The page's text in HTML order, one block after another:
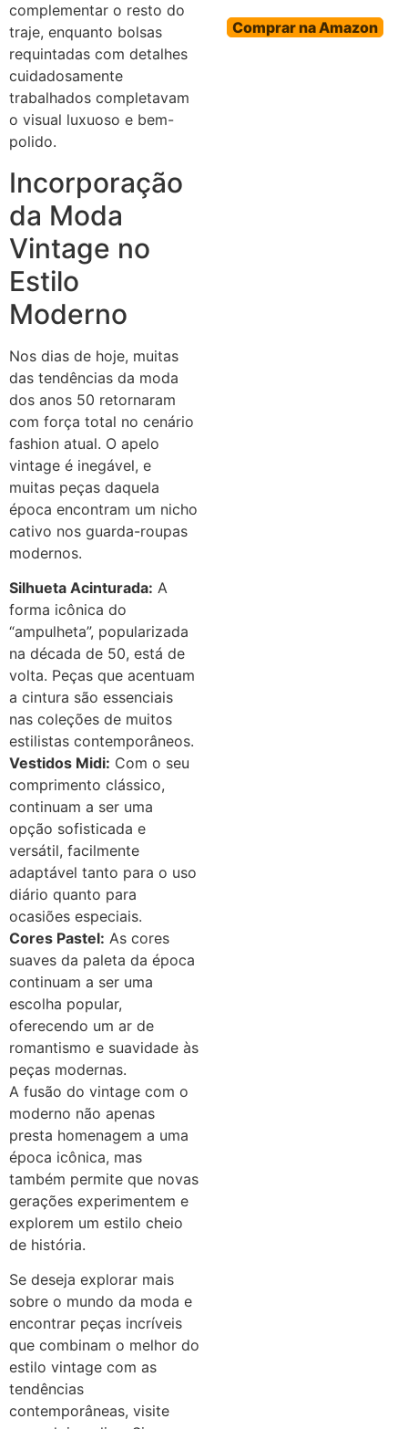
complementar o resto do
traje, enquanto bolsas
requintadas com detalhes
cuidadosamente
trabalhados completavam
o visual luxuoso e bem-
polido.
Incorporação
da Moda
Vintage no
Estilo
Moderno
Nos dias de hoje, muitas
das tendências da moda
dos anos 50 retornaram
com força total no cenário
fashion atual. O apelo
vintage é inegável, e
muitas peças daquela
época encontram um nicho
cativo nos guarda-roupas
modernos.
Silhueta Acinturada: A
forma icônica do
“ampulheta”, popularizada
na década de 50, está de
volta. Peças que acentuam
a cintura são essenciais
nas coleções de muitos
estilistas contemporâneos.
Vestidos Midi: Com o seu
comprimento clássico,
continuam a ser uma
opção sofisticada e
versátil, facilmente
adaptável tanto para o uso
diário quanto para
ocasiões especiais.
Cores Pastel: As cores
suaves da paleta da época
continuam a ser uma
escolha popular,
oferecendo um ar de
romantismo e suavidade às
peças modernas.
A fusão do vintage com o
moderno não apenas
presta homenagem a uma
época icônica, mas
também permite que novas
gerações experimentem e
explorem um estilo cheio
de história.
Se deseja explorar mais
sobre o mundo da moda e
encontrar peças incríveis
que combinam o melhor do
estilo vintage com as
tendências
contemporâneas, visite
Comprar na Amazon